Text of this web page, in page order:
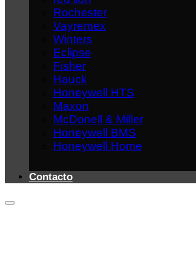
Rochester
Vayremex
Winters
Eclipse
Fisher
Hauck
Honeywell HTS
Maxon
McDonell & Miller
Honeywell BMS
Honeywell Home
Contacto